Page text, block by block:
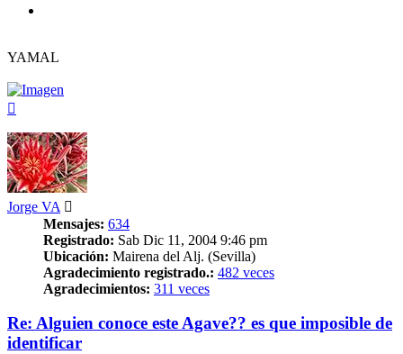
YAMAL
Jorge VA
Mensajes: 634
Registrado: Sab Dic 11, 2004 9:46 pm
Ubicación: Mairena del Alj. (Sevilla)
Agradecimiento registrado.: 482 veces
Agradecimientos: 311 veces
Re: Alguien conoce este Agave?? es que imposible de
identificar